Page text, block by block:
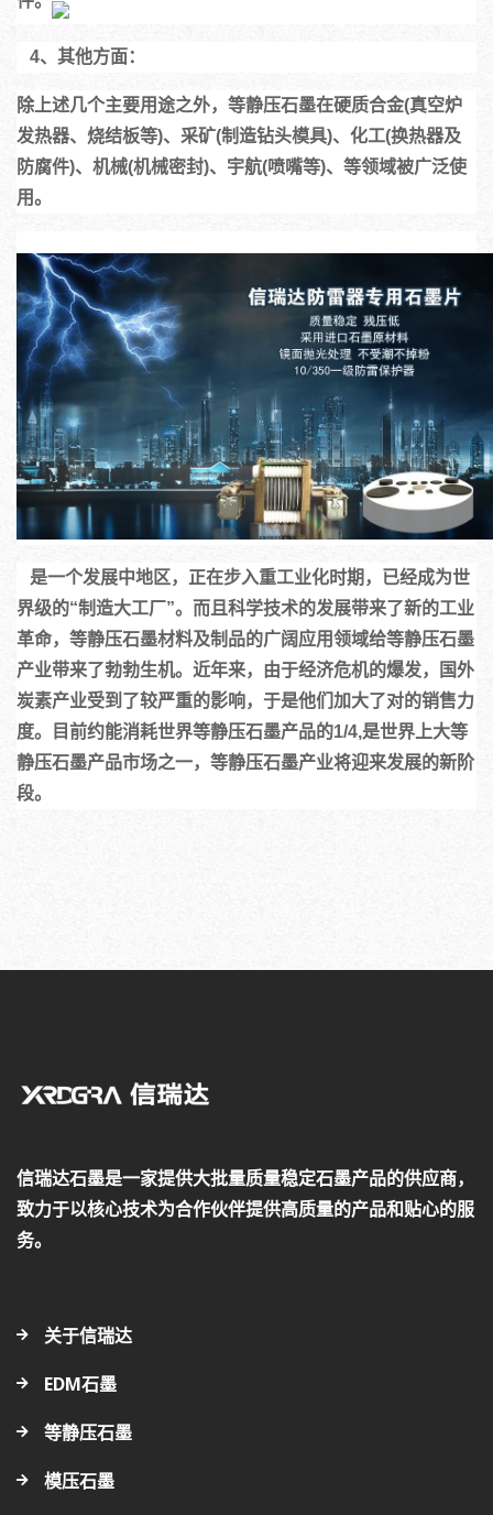
4、其他方面：
除上述几个主要用途之外，等静压石墨在硬质合金(真空炉
发热器、烧结板等)、采矿(制造钻头模具)、化工(换热器及
防腐件)、机械(机械密封)、宇航(喷嘴等)、等领域被广泛使
用。
是一个发展中地区，正在步入重工业化时期，已经成为世
界级的“制造大工厂”。而且科学技术的发展带来了新的工业
革命，等静压石墨材料及制品的广阔应用领域给等静压石墨
产业带来了勃勃生机。近年来，由于经济危机的爆发，国外
炭素产业受到了较严重的影响，于是他们加大了对的销售力
度。目前约能消耗世界等静压石墨产品的1/4,是世界上大等
静压石墨产品市场之一，等静压石墨产业将迎来发展的新阶
段。
信瑞达石墨是一家提供大批量质量稳定石墨产品的供应商，
致力于以核心技术为合作伙伴提供高质量的产品和贴心的服
务。
关于信瑞达
EDM石墨
等静压石墨
模压石墨